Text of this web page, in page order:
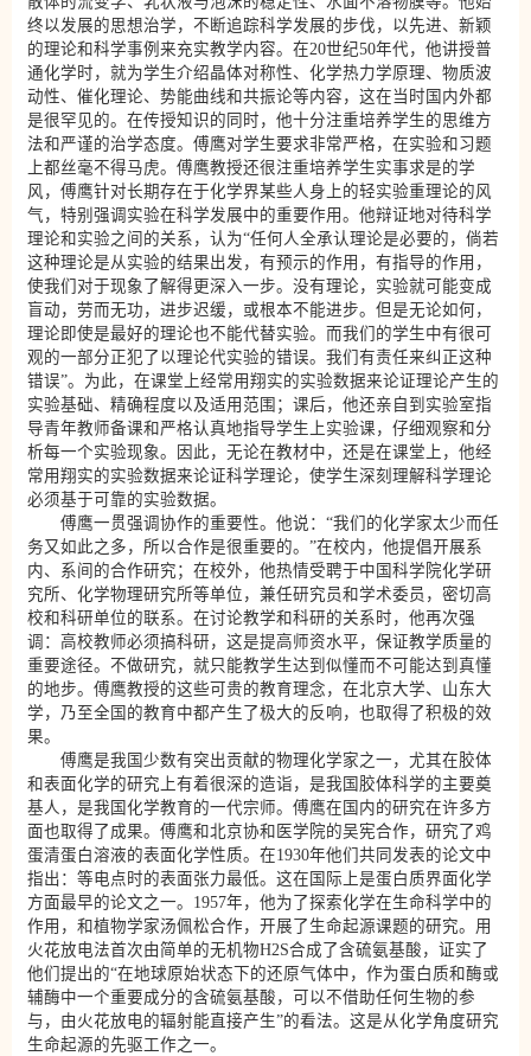
终以发展的思想治学，不断追踪科学发展的步伐，以先进、新颖
的理论和科学事例来充实教学内容。在20世纪50年代，他讲授普
通化学时，就为学生介绍晶体对称性、化学热力学原理、物质波
动性、催化理论、势能曲线和共振论等内容，这在当时国内外都
是很罕见的。在传授知识的同时，他十分注重培养学生的思维方
法和严谨的治学态度。傅鹰对学生要求非常严格，在实验和习题
上都丝毫不得马虎。傅鹰教授还很注重培养学生实事求是的学
风，傅鹰针对长期存在于化学界某些人身上的轻实验重理论的风
气，特别强调实验在科学发展中的重要作用。他辩证地对待科学
理论和实验之间的关系，认为“任何人全承认理论是必要的，倘若
这种理论是从实验的结果出发，有预示的作用，有指导的作用，
使我们对于现象了解得更深入一步。没有理论，实验就可能变成
盲动，劳而无功，进步迟缓，或根本不能进步。但是无论如何，
理论即使是最好的理论也不能代替实验。而我们的学生中有很可
观的一部分正犯了以理论代实验的错误。我们有责任来纠正这种
错误”。为此，在课堂上经常用翔实的实验数据来论证理论产生的
实验基础、精确程度以及适用范围；课后，他还亲自到实验室指
导青年教师备课和严格认真地指导学生上实验课，仔细观察和分
析每一个实验现象。因此，无论在教材中，还是在课堂上，他经
常用翔实的实验数据来论证科学理论，使学生深刻理解科学理论
必须基于可靠的实验数据。
傅鹰一贯强调协作的重要性。他说：“我们的化学家太少而任
务又如此之多，所以合作是很重要的。”在校内，他提倡开展系
内、系间的合作研究；在校外，他热情受聘于中国科学院化学研
究所、化学物理研究所等单位，兼任研究员和学术委员，密切高
校和科研单位的联系。在讨论教学和科研的关系时，他再次强
调：高校教师必须搞科研，这是提高师资水平，保证教学质量的
重要途径。不做研究，就只能教学生达到似懂而不可能达到真懂
的地步。傅鹰教授的这些可贵的教育理念，在北京大学、山东大
学，乃至全国的教育中都产生了极大的反响，也取得了积极的效
果。
傅鹰是我国少数有突出贡献的物理化学家之一，尤其在胶体
和表面化学的研究上有着很深的造诣，是我国胶体科学的主要奠
基人，是我国化学教育的一代宗师。傅鹰在国内的研究在许多方
面也取得了成果。傅鹰和北京协和医学院的吴宪合作，研究了鸡
蛋清蛋白溶液的表面化学性质。在1930年他们共同发表的论文中
指出：等电点时的表面张力最低。这在国际上是蛋白质界面化学
方面最早的论文之一。1957年，他为了探索化学在生命科学中的
作用，和植物学家汤佩松合作，开展了生命起源课题的研究。用
火花放电法首次由简单的无机物H2S合成了含硫氨基酸，证实了
他们提出的“在地球原始状态下的还原气体中，作为蛋白质和酶或
辅酶中一个重要成分的含硫氨基酸，可以不借助任何生物的参
与，由火花放电的辐射能直接产生”的看法。这是从化学角度研究
生命起源的先驱工作之一。